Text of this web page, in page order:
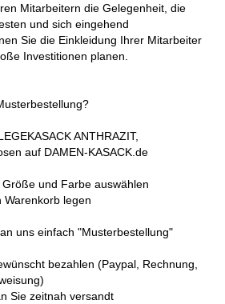
Mitarbeitern die Gelegenheit, die
und sich eingehend
Sie die Einkleidung Ihrer Mitarbeiter
Investitionen planen.
ANTHRAZIT,
auf DAMEN-KASACK.de
und Farbe auswählen
legen
uns einfach "Musterbestellung"
bezahlen (Paypal, Rechnung,
Sie zeitnah versandt